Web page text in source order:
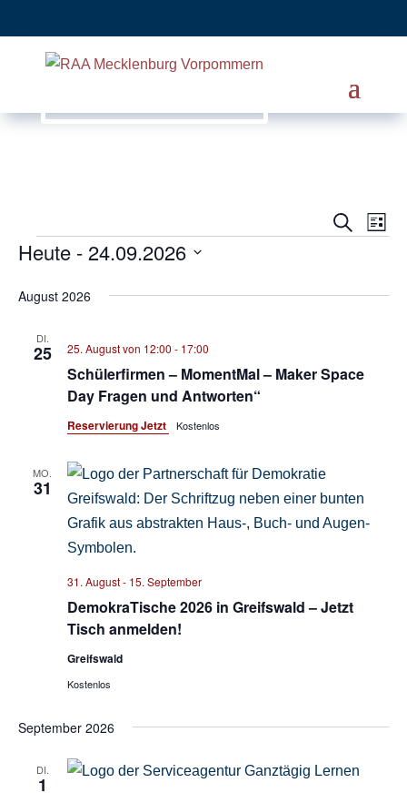
und
Suche
Liste
Veranstaltungen
Heute - 24.09.2026
wählen.
August 2026
DI.
25
Schülerfirmen – MomentMal – Maker Space
Day Fragen und Antworten“
25. August von 12:00 - 17:00
Reservierung Jetzt Kostenlos
MO.
31
DemokraTische 2026 in Greifswald – Jetzt
Tisch anmelden!
31. August- 15. September
Greifswald
Kostenlos
September 2026
DI.
1